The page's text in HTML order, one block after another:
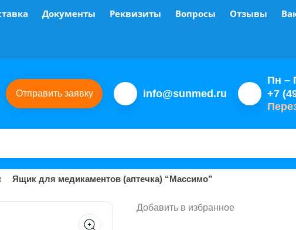
Документы Реквизиты Вопросы Отзывы
Отправить заявку info@sunmed.ru
Пн –
+7
Ящик для медикаментов (аптечка) “Массимо”
Добавить в избранное